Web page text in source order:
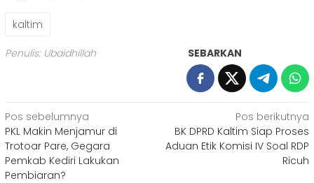
kaltim
Penulis: Ubaidhillah SEBARKAN
Navigasi
pos
Pos sebelumnya
PKL Makin Menjamur di
Trotoar Pare, Gegara
Pemkab Kediri Lakukan
Pembiaran?
Pos berikutnya
BK DPRD Kaltim Siap Proses
Aduan Etik Komisi IV Soal RDP
Ricuh